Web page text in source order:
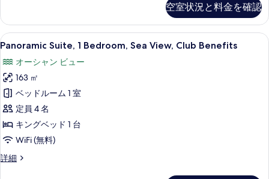
て
の
写
真
を
表
示
す
る
Private
Pool,
Club
の
詳
細
空室状況と料金を確認
Panoramic
Suite,
1
Bedroom,
Sea
View,
Club
Benefits
す
10
Panoramic Suite, 1 Bedroom, Sea View, Club Benefits
オーシャン ビュー
163 ㎡
ベッドルーム 1 室
定員 4 名
キングベッド 1 台
WiFi (無料)
詳細
Panoramic